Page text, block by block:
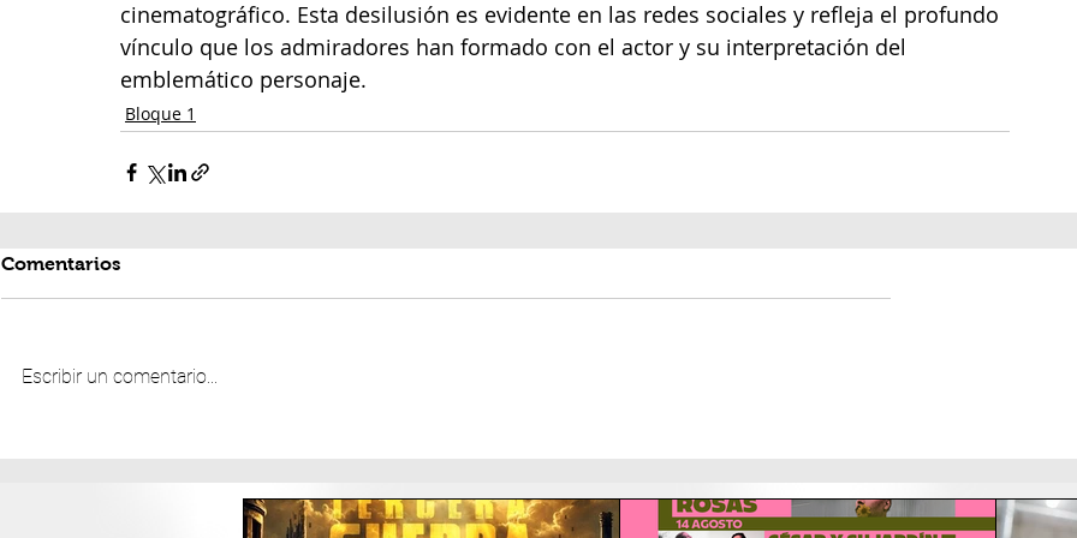
cinematográfico. Esta desilusión es evidente en las redes sociales y refleja el profundo
vínculo que los admiradores han formado con el actor y su interpretación del
emblemático personaje.
Bloque 1
Comentarios
Escribir un comentario...